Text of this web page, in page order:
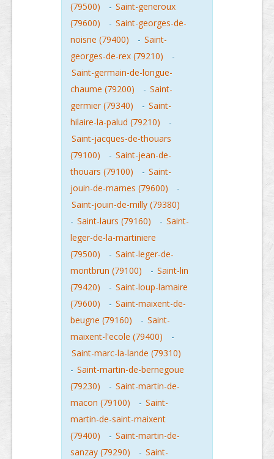
(79500)
- Saint-generoux
(79600)
- Saint-georges-de-
noisne (79400)
- Saint-
georges-de-rex (79210)
-
Saint-germain-de-longue-
chaume (79200)
- Saint-
germier (79340)
- Saint-
hilaire-la-palud (79210)
-
Saint-jacques-de-thouars
(79100)
- Saint-jean-de-
thouars (79100)
- Saint-
jouin-de-marnes (79600)
-
Saint-jouin-de-milly (79380)
- Saint-laurs (79160) - Saint-
leger-de-la-martiniere
(79500)
- Saint-leger-de-
montbrun (79100)
- Saint-lin
(79420)
- Saint-loup-lamaire
(79600)
- Saint-maixent-de-
beugne (79160)
- Saint-
maixent-l'ecole (79400)
-
Saint-marc-la-lande (79310)
- Saint-martin-de-bernegoue
(79230)
- Saint-martin-de-
macon (79100)
- Saint-
martin-de-saint-maixent
(79400)
- Saint-martin-de-
sanzay (79290)
- Saint-